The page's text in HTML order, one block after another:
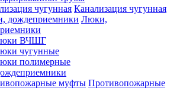
Канализация чугунная
Люки,
ВЧШГ
чугунные
полимерные
Противопожарные